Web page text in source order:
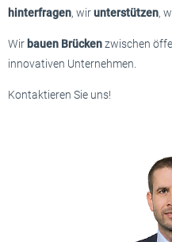
hinterfragen, wirunterstützen,
Wir bauen Brückenzwischen
innovativen Unternehmen.
Kontaktieren Sie uns!